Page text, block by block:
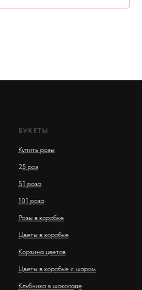
БУКЕТЫ
Купить розы
25 роз
51 роза
101 роза
Розы в коробке
Цветы в коробке
Корзина цветов
Цветы в коробке с шаром
Клубника в шоколаде